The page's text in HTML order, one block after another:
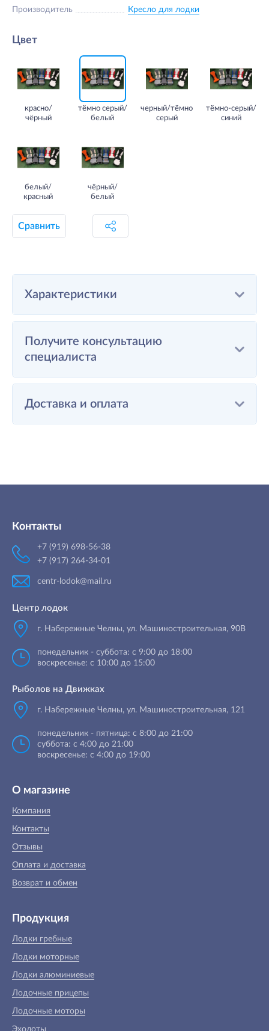
Производитель Кресло для лодки
Цвет
красно/
чёрный
тёмно серый/
белый
черный/тёмно
серый
тёмно-cерый/
синий
белый/
красный
чёрный/
белый
Сравнить
Характеристики
Получите консультацию
специалиста
Доставка и оплата
Контакты
+7 (919) 698-56-38
+7 (917) 264-34-01
centr-lodok@mail.ru
Центр лодок
г. Набережные Челны, ул. Машиностроительная, 90B
понедельник - суббота: с 9:00 до 18:00
воскресенье: с 10:00 до 15:00
Рыболов на Движках
г. Набережные Челны, ул. Машиностроительная, 121
понедельник - пятница: с 8:00 до 21:00
суббота: с 4:00 до 21:00
воскресенье: с 4:00 до 19:00
О магазине
Компания
Контакты
Отзывы
Оплата и доставка
Возврат и обмен
Продукция
Лодки гребные
Лодки моторные
Лодки алюминиевые
Лодочные прицепы
Лодочные моторы
Эхолоты